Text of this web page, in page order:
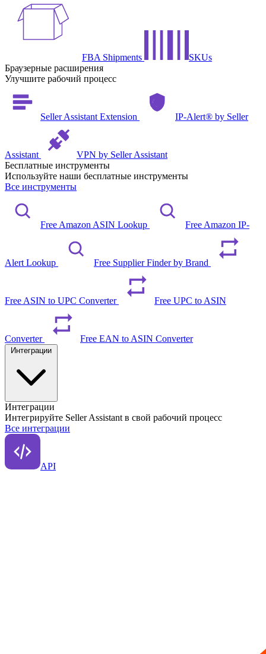
FBA Shipments
SKUs
Браузерные расширения
Улучшите рабочий процесс
Seller Assistant Extension IP-Alert® by Seller
Assistant
VPN by Seller Assistant
Бесплатные инструменты
Используйте наши бесплатные инструменты
Все инструменты
Free Amazon ASIN Lookup Free Amazon IP-
Alert Lookup Free Supplier Finder by Brand
Free ASIN to UPC Converter Free UPC to ASIN
Converter Free EAN to ASIN Converter
Интеграции
Интегрируйте Seller Assistant в свой рабочий процесс
Все интеграции
API